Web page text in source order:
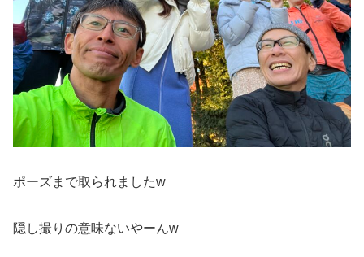
ポーズまで取られましたw
隠し撮りの意味ないやーんw